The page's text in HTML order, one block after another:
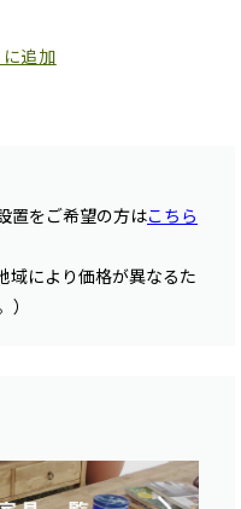
追加
置をご希望の方はこちら
により価格が異なるた